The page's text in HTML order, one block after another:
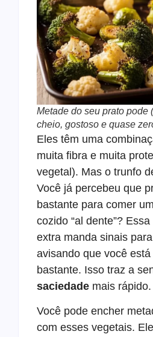
Metade do seu prato pode
cheio, gostoso e quase
Eles têm uma
muita fibra e muita
vegetal). Mas o trunfo
Você já percebeu que
bastante para comer
cozido “al dente”?
extra manda sinais
avisando que você
bastante. Isso traz a
saciedade mais rápido.
Você pode encher
com esses vegetais.